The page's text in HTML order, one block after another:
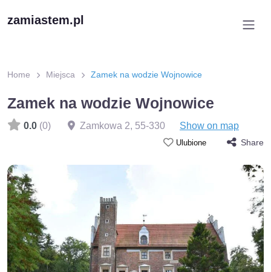
zamiastem.pl
Home Miejsca Zamek na wodzie Wojnowice
Zamek na wodzie Wojnowice
0.0 (0) Zamkowa 2, 55-330 Show on map
Ulubione Share
Zamek na wodzie w Wojnowicach – przednia fasada budynku